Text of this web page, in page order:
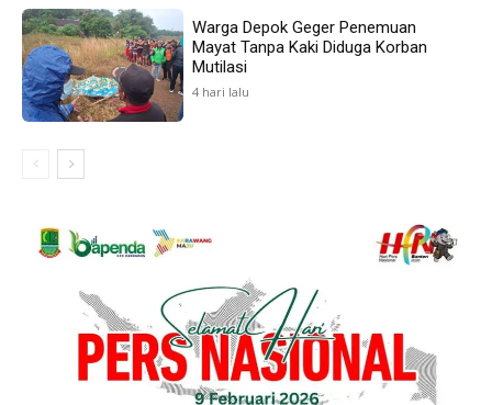
Warga Depok Geger Penemuan
Mayat Tanpa Kaki Diduga Korban
Mutilasi
4 hari lalu